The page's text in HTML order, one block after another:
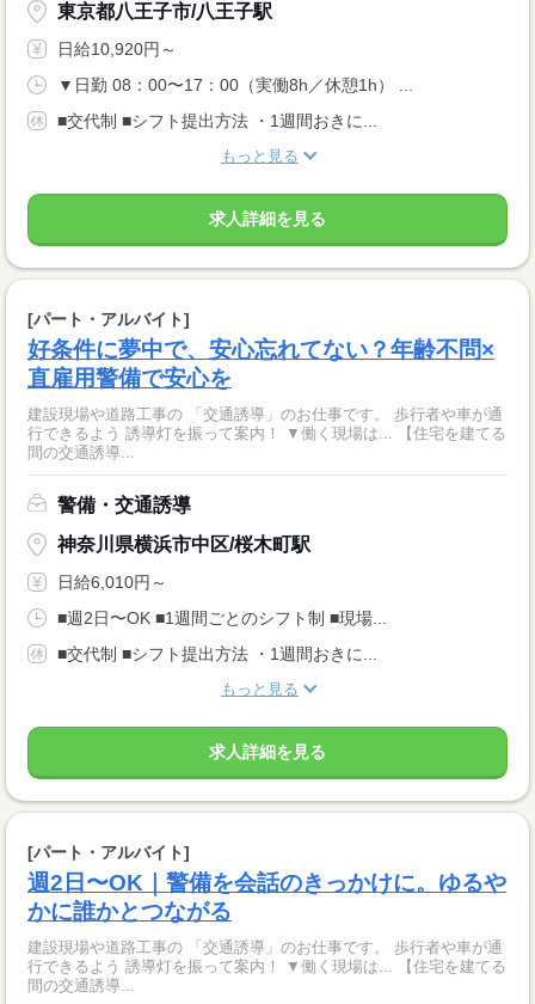
東京都八王子市/八王子駅
日給10,920円～
▼日勤 08：00〜17：00（実働8h／休憩1h） ...
■交代制 ■シフト提出方法 ・1週間おきに...
もっと見る
求人詳細を見る
[パート・アルバイト]
好条件に夢中で、安心忘れてない？年齢不問×
直雇用警備で安心を
建設現場や道路工事の 「交通誘導」のお仕事です。 歩行者や車が通
行できるよう 誘導灯を振って案内！ ▼働く現場は... 【住宅を建てる
間の交通誘導...
警備・交通誘導
神奈川県横浜市中区/桜木町駅
日給6,010円～
■週2日〜OK ■1週間ごとのシフト制 ■現場...
■交代制 ■シフト提出方法 ・1週間おきに...
もっと見る
求人詳細を見る
[パート・アルバイト]
週2日〜OK｜警備を会話のきっかけに。ゆるや
かに誰かとつながる
建設現場や道路工事の 「交通誘導」のお仕事です。 歩行者や車が通
行できるよう 誘導灯を振って案内！ ▼働く現場は... 【住宅を建てる
間の交通誘導...